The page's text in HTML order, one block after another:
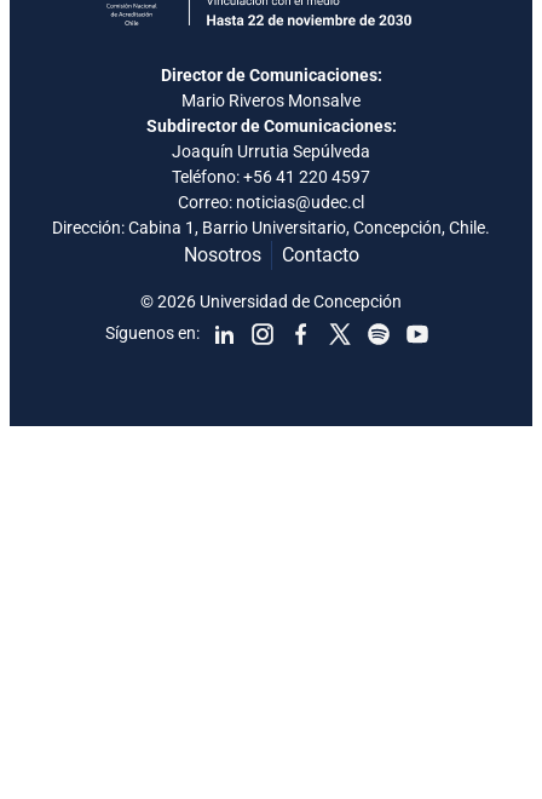
Director de Comunicaciones:
Mario Riveros Monsalve
Subdirector de Comunicaciones:
Joaquín Urrutia Sepúlveda
Teléfono:+56 41 220 4597
Correo: noticias@udec.cl
Dirección: Cabina 1, Barrio Universitario, Concepción, Chile.
Nosotros Contacto
Síguenos en:
© 2026 Universidad de Concepción